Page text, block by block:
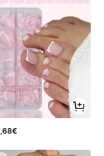
,68€